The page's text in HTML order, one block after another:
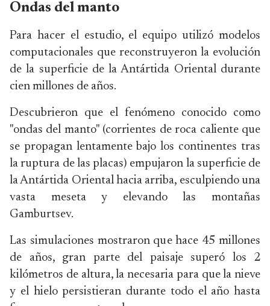
Ondas del manto
Para hacer el estudio, el equipo utilizó modelos
computacionales que reconstruyeron la evolución
de la superficie de la Antártida Oriental durante
cien millones de años.
Descubrieron que el fenómeno conocido como
"ondas del manto" (corrientes de roca caliente que
se propagan lentamente bajo los continentes tras
la ruptura de las placas) empujaron la superficie de
la Antártida Oriental hacia arriba, esculpiendo una
vasta meseta y elevando las montañas
Gamburtsev.
Las simulaciones mostraron que hace 45 millones
de años, gran parte del paisaje superó los 2
kilómetros de altura, la necesaria para que la nieve
y el hielo persistieran durante todo el año hasta